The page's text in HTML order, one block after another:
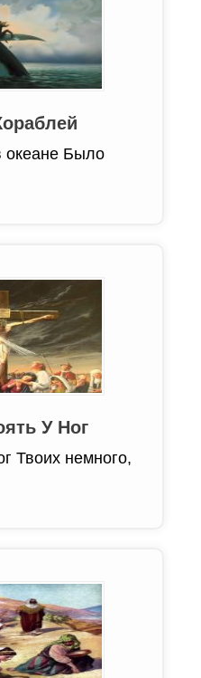
Было
У Ног
Твоих немного,